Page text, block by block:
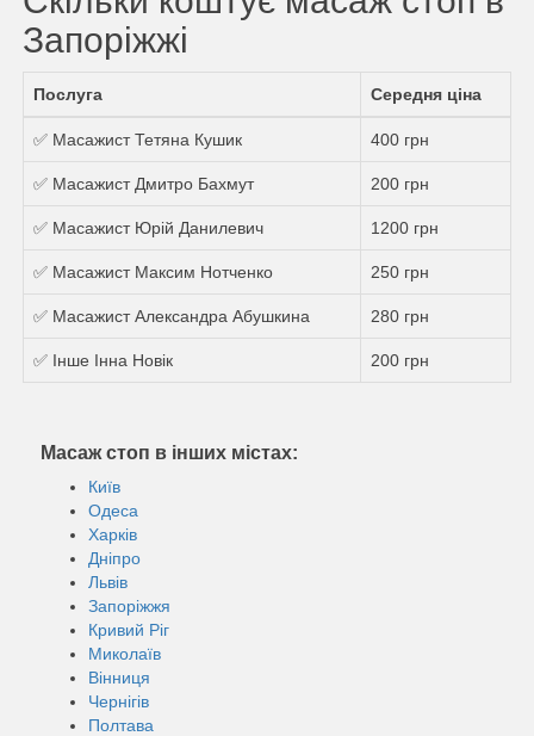
Запоріжжі
Послуга Середня ціна
✅ Масажист Тетяна Кушик 400 грн
✅ Масажист Дмитро Бахмут 200 грн
✅ Масажист Юрій Данилевич 1200 грн
✅ Масажист Максим Нотченко 250 грн
✅ Масажист Александра Абушкина 280 грн
✅ Інше Інна Новік 200 грн
Масаж стоп в інших містах:
Київ
Одеса
Харків
Дніпро
Львів
Запоріжжя
Кривий Ріг
Миколаїв
Вінниця
Чернігів
Полтава